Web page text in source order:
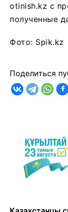
otinish.kz с
полученные
Фото: Spik.kz
Поделиться